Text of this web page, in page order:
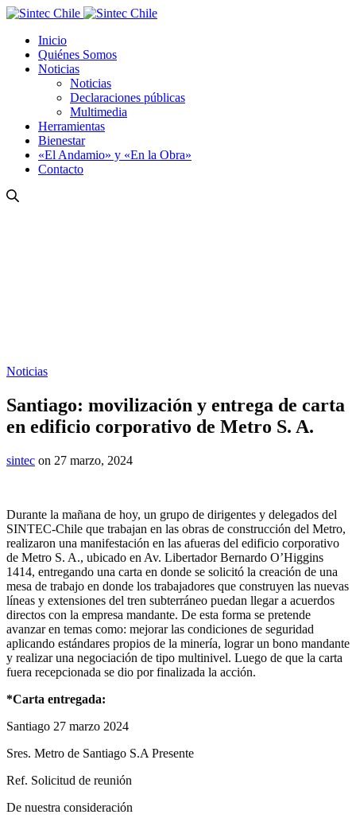
Inicio
Quiénes Somos
Noticias
Noticias
Declaraciones públicas
Multimedia
Herramientas
Bienestar
«El Andamio» y «En la Obra»
Contacto
Noticias
Santiago: movilización y entrega de carta
en edificio corporativo de Metro S. A.
sintec on 27 marzo, 2024
Durante la mañana de hoy, un grupo de dirigentes y delegados del
SINTEC-Chile que trabajan en las obras de construcción del Metro,
realizaron una manifestación en las afueras del edificio corporativo
de Metro S. A., ubicado en Av. Libertador Bernardo O’Higgins
1414, entregando una carta en donde se solicitó la creación de una
mesa de trabajo en donde los trabajadores que construyen las nuevas
líneas y extensiones del tren subterráneo puedan llegar a acuerdos
directos con la empresa mandante. De esta forma se pretende
avanzar en temas como: mejorar las condiciones de seguridad
aplicando estándares propios de la minería, lograr un bono mandante
y realizar una negociación de tipo multinivel. Luego de que la carta
fuera recepcionada se dio por finalizada la acción.
*Carta entregada:
Santiago 27 marzo 2024
Sres. Metro de Santiago S.A Presente
Ref. Solicitud de reunión
De nuestra consideración